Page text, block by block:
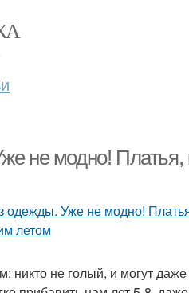
не модно! Платья,
не голый, и могут даже